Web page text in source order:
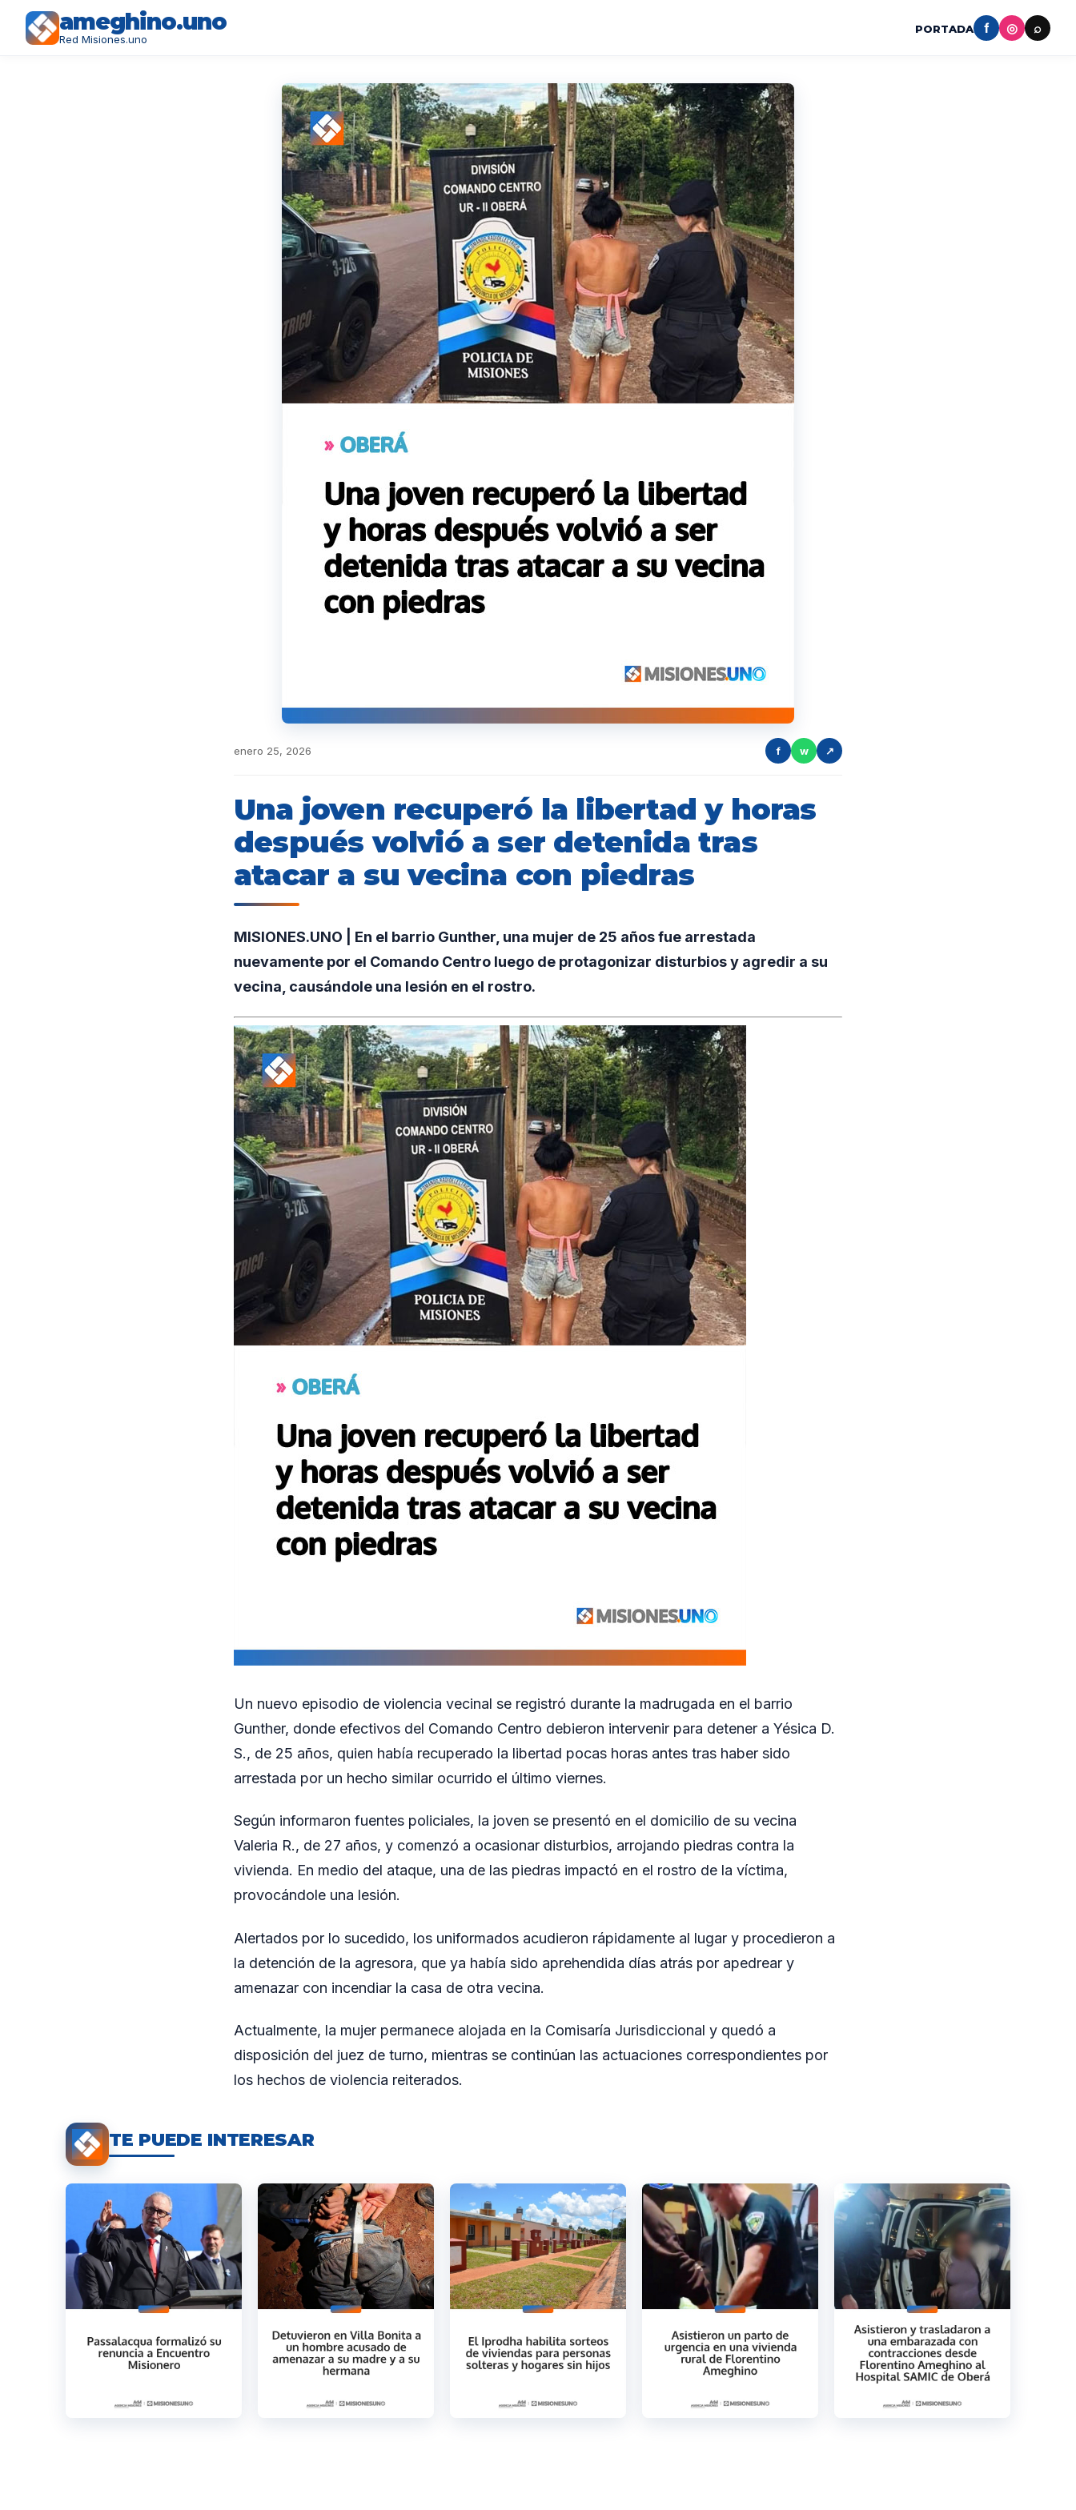
ameghino.uno
Red Misiones.uno
PORTADA f ◎ ⌕
enero 25, 2026 f w ↗
Una joven recuperó la libertad y horas
después volvió a ser detenida tras
atacar a su vecina con piedras
MISIONES.UNO | En el barrio Gunther, una mujer de 25 años fue arrestada
nuevamente por el Comando Centro luego de protagonizar disturbios y agredir a su
vecina, causándole una lesión en el rostro.
Un nuevo episodio de violencia vecinal se registró durante la madrugada en el barrio
Gunther, donde efectivos del Comando Centro debieron intervenir para detener a Yésica D.
S., de 25 años, quien había recuperado la libertad pocas horas antes tras haber sido
arrestada por un hecho similar ocurrido el último viernes.
Según informaron fuentes policiales, la joven se presentó en el domicilio de su vecina
Valeria R., de 27 años, y comenzó a ocasionar disturbios, arrojando piedras contra la
vivienda. En medio del ataque, una de las piedras impactó en el rostro de la víctima,
provocándole una lesión.
Alertados por lo sucedido, los uniformados acudieron rápidamente al lugar y procedieron a
la detención de la agresora, que ya había sido aprehendida días atrás por apedrear y
amenazar con incendiar la casa de otra vecina.
Actualmente, la mujer permanece alojada en la Comisaría Jurisdiccional y quedó a
disposición del juez de turno, mientras se continúan las actuaciones correspondientes por
los hechos de violencia reiterados.
TE PUEDE INTERESAR